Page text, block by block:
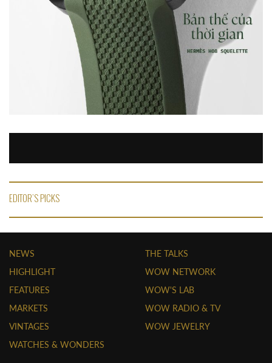
EDITOR'S PICKS
NEWS
HIGHLIGHT
FEATURES
MARKETS
VINTAGES
WATCHES & WONDERS
THE TALKS
WOW NETWORK
WOW'S LAB
WOW RADIO & TV
WOW JEWELRY